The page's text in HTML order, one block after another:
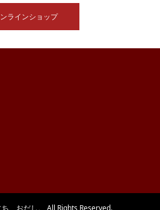
ラインショップ
、おだし。 All Rights Reserved.